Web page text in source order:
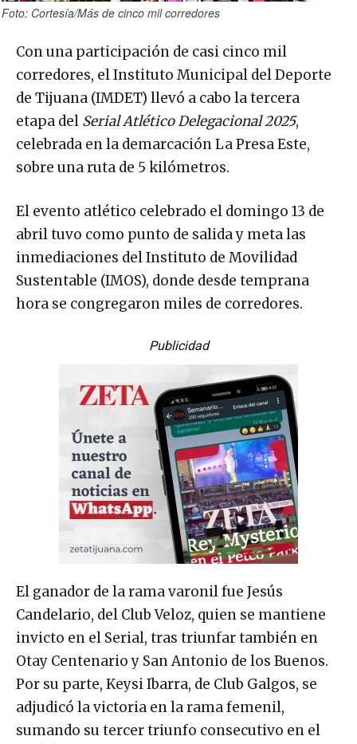
Foto: Cortesía/Más de cinco mil corredores
Con una participación de casi cinco mil
corredores, el Instituto Municipal del Deporte
de Tijuana (IMDET) llevó a cabo la tercera
etapa del Serial Atlético Delegacional 2025,
celebrada en la demarcación La Presa Este,
sobre una ruta de 5 kilómetros.
El evento atlético celebrado el domingo 13 de
abril tuvo como punto de salida y meta las
inmediaciones del Instituto de Movilidad
Sustentable (IMOS), donde desde temprana
hora se congregaron miles de corredores.
Publicidad
El ganador de la rama varonil fue Jesús
Candelario, del Club Veloz, quien se mantiene
invicto en el Serial, tras triunfar también en
Otay Centenario y San Antonio de los Buenos.
Por su parte, Keysi Ibarra, de Club Galgos, se
adjudicó la victoria en la rama femenil,
sumando su tercer triunfo consecutivo en el